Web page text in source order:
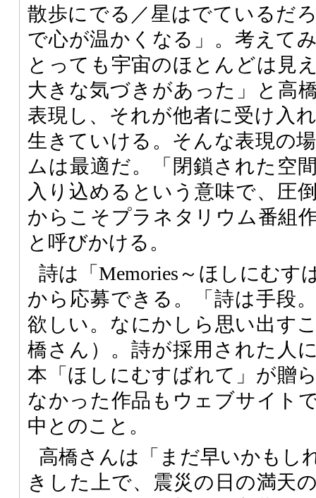
散歩にでる／星はでているだ
で心が温かくなる」。考えて
とっても宇宙のほとんどは見
大きな気づきがあった」と高
表現し、それが他者に受け入
生きていける。そんな表現の
ムは最適だ。「閉鎖された空
入り込めるという意味で、圧
からこそプラネタリウム番組
と呼びかける。
詩は「Memories～ほしにむす
から応募できる。「詩は手段
欲しい。なにかしら思い出す
橋さん）。詩が採用された人
本「ほしにむすばれて」が贈
なかった作品もウェブサイト
中とのこと。
高橋さんは「まだ早いかもし
きした上で、震災の日の満天